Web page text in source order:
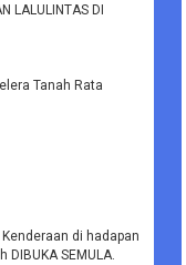
LALULINTAS DI
Tanah Rata
di hadapan
SEMULA.